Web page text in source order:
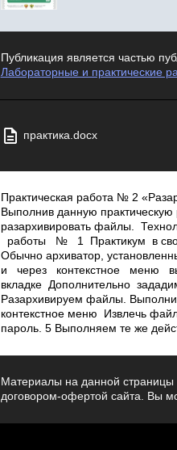
Публикация является частью
Лабораторные и практические
практика.docx
Практическая работа № 2
Выполнив данную
разархивировать файлы.
работы № 1 Практикум в
Обычно архиватор,
и через контекстное меню
вкладке Дополнительно
Разархивируем файлы.
контекстное меню ­ Извлечь
пароль. 5 Выполняем те же
Материалы на данной страницы
договором-офертой сайта. Вы